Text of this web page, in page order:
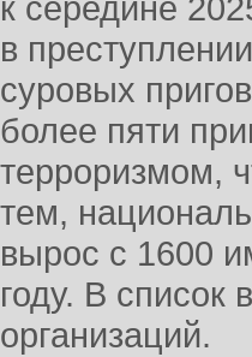
к середине
в
суровых
более пяти
терроризмом,
тем,
вырос с 1600
году. В список
организаций.